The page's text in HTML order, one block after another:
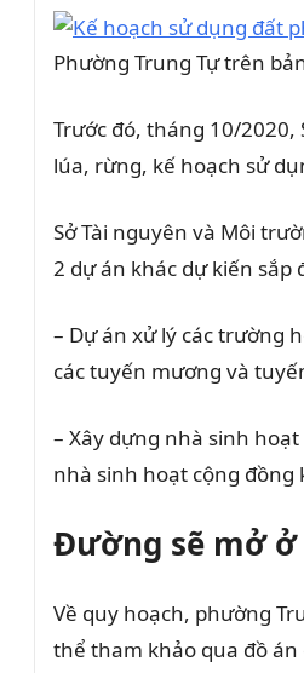
Phường Trung Tự trên
Trước đó, tháng 10/
lúa, rừng, kế hoạch sử
Sở Tài nguyên và Môi
2 dự án khác dự kiến sắp
– Dự án xử lý các trường
các tuyến mương và
– Xây dựng nhà sinh
nhà sinh hoạt cộng đồng
Đường sẽ mở
Về quy hoạch, phường
thể tham khảo qua đồ